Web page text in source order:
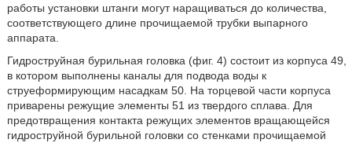
работы установки штанги могут наращиваться до количества,
соответствующего длине прочищаемой трубки выпарного
аппарата.
Гидроструйная бурильная головка (фиг. 4) состоит из корпуса 49,
в котором выполнены каналы для подвода воды к
струеформирующим насадкам 50. На торцевой части корпуса
приварены режущие элементы 51 из твердого сплава. Для
предотвращения контакта режущих элементов вращающейся
гидроструйной бурильной головки со стенками прочищаемой